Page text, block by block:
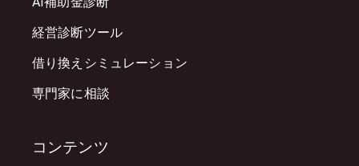
経営診断ツール
借り換えシミュレーション
専門家に相談
コンテンツ